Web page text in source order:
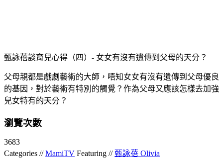
甄詠蓓談育兒心得（四）- 女女有沒有遺傳到父母的天分？
父母親都是戲劇藝術的大師，唔知女女有沒有遺傳到父母優良
的基因，對於藝術有特別的觸覺？作為父母又應該怎樣去加強
兒女特有的天分？
瀏覽次數
3683
Categories //MamiTV Featuring // 甄詠蓓 Olivia